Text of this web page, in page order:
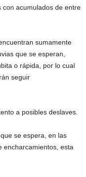
acumulados de entre
sumamente
que se esperan,
o rápida, por lo cual
seguir
a posibles deslaves.
se espera, en las
encharcamientos, esta